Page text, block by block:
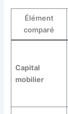
Élément
comparé
Capital
mobilier